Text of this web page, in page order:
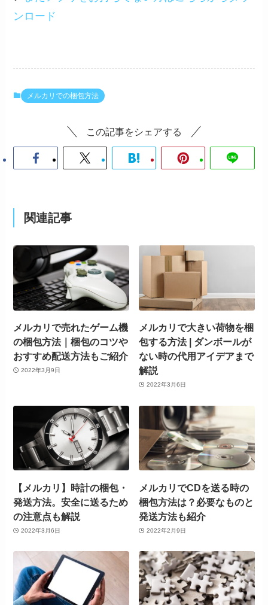
ンロード
メルカリでの梱包方法
この記事をシェアする
関連記事
メルカリで売れたゲーム機
の梱包方法｜梱包のコツや
おすすめ配送方法もご紹介
2022年3月9日
メルカリで大きい荷物を梱
包する方法 | ダンボールが
ない時の代用アイデアまで
解説
2022年3月6日
【メルカリ】時計の梱包・
発送方法。安全に送るため
の注意点も解説
2022年3月6日
メルカリでCDを送る時の
梱包方法は？必要なものと
発送方法も紹介
2022年2月9日